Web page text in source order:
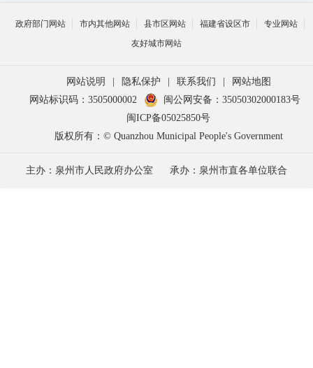
政府部门网站 市内其他网站 县市区网站 福建省设区市
专业网站
友好城市网站
网站说明 | 隐私保护 | 联系我们 |
网站地图
网站标识码：3505000002
闽公网安备：35050302000183号
闽ICP备05025850号
版权所有：© Quanzhou Municipal People's Government
主办：泉州市人民政府办公室 承办：泉州市直各单位联合